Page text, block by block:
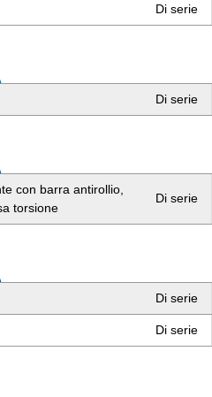
Di serie
Di serie
con barra antirollio,
torsione
Di serie
Di serie
Di serie